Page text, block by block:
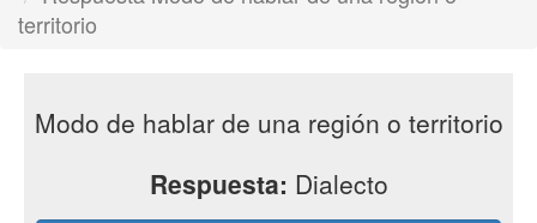
territorio
Modo de hablar de una región o territorio
Respuesta: Dialecto